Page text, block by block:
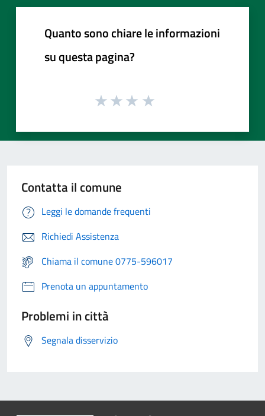
Quanto sono chiare le informazioni
su questa pagina?
Contatta il comune
Leggi le domande frequenti
Richiedi Assistenza
Chiama il comune 0775-596017
Prenota un appuntamento
Problemi in città
Segnala disservizio